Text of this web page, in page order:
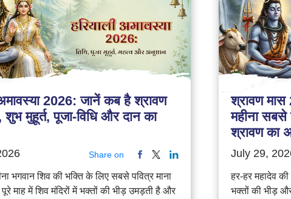
अमावस्या 2026: जानें कब है श्रावण
शुभ मुहूर्त, पूजा-विधि और दान का
Share on
भगवान शिव की भक्ति के लिए सबसे पवित्र माना
माह में शिव मंदिरों में भक्तों की भीड़ उमड़ती है और
श्रावण मास
महीना सबसे
श्रावण का
July 29,
हर-हर महादेव
भक्तों की भीड़